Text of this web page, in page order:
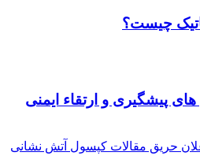
چیست؟
پیشگیری و ارتقاء ایمنی
حریق مقالات کپسول آتش نشانی